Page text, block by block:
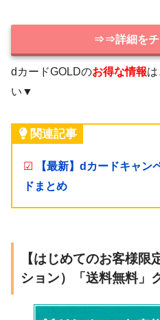
⇒⇒詳細をチ
dカードGOLDのお得な情報
い▼
関連記事
☑
【最新】dカードキャン
ドまとめ
【はじめてのお客様
ション）「送料無料」